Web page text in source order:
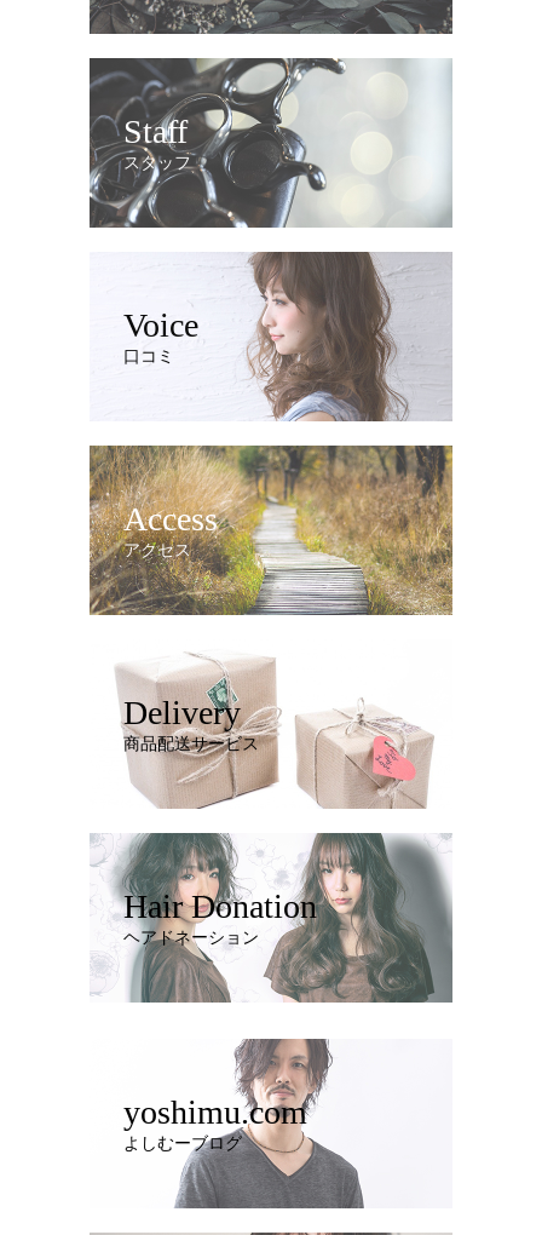
Staff
スタッフ
Voice
口コミ
Access
アクセス
Delivery
商品配送サービス
Hair Donation
ヘアドネーション
yoshimu.com
よしむーブログ